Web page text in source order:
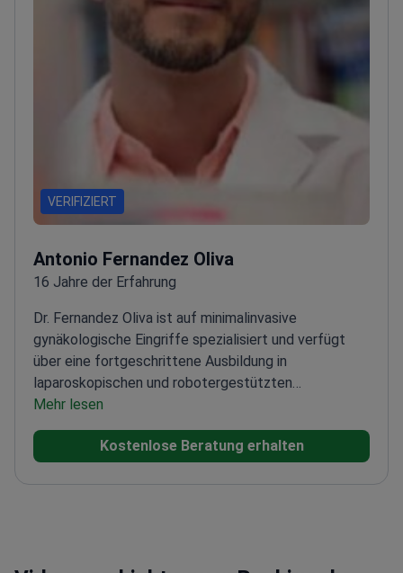
VERIFIZIERT
Antonio Fernandez Oliva
16 Jahre der Erfahrung
Dr. Fernandez Oliva ist auf minimalinvasive
gynäkologische Eingriffe spezialisiert und verfügt
über eine fortgeschrittene Ausbildung in
laparoskopischen und robotergestützten
Operationstechniken.
an der Autonomen Universität BarcelonaAbsolvierte
die Facharztausbildung am Hospital de la Vall
AcademyAusgebildet in fortgeschrittenen
Mehr lesen
Kostenlose Beratung erhalten